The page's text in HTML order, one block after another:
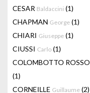
CESAR Baldaccini (1)
CHAPMAN George (1)
CHIARI Giuseppe (1)
CIUSSI Carlo (1)
COLOMBOTTO ROSSO
(1)
CORNEILLE Guillaume (2)